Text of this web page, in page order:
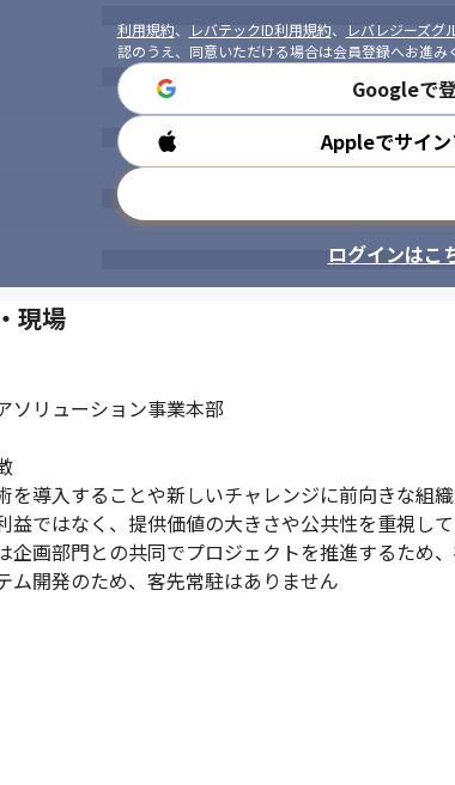
社内開発）
のチーム（20～30代で構成）
ト6か月前後でリリースまで実施（2024年は3プロダクトを
サイエンスアーツ（技術本部長）を経て当社取締役
（次世代トランシーバー・インカムアプリ）を立
マツミック経済研究所「デスクレスSaaS市場の実態と展
務
利用規約、 レバテックID利用規約、 レバレジーズグ
認のうえ、同意いただける場合は会員登録へお進み
Googleで
Appleでサイ
ログインはこ
現場
ソリューション事業本部
を導入することや新しいチャレンジに前向きな組
益ではなく、提供価値の大きさや公共性を重視し
企画部門との共同でプロジェクトを推進するため
ム開発のため、客先常駐はありません